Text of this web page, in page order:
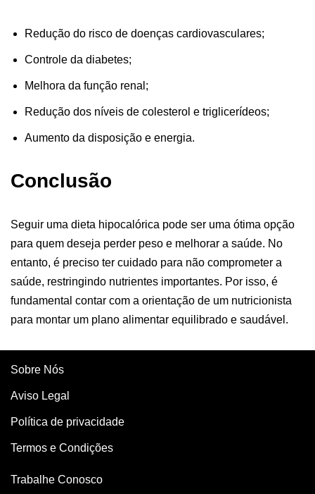
Redução do risco de doenças cardiovasculares;
Controle da diabetes;
Melhora da função renal;
Redução dos níveis de colesterol e triglicerídeos;
Aumento da disposição e energia.
Conclusão
Seguir uma dieta hipocalórica pode ser uma ótima opção
para quem deseja perder peso e melhorar a saúde. No
entanto, é preciso ter cuidado para não comprometer a
saúde, restringindo nutrientes importantes. Por isso, é
fundamental contar com a orientação de um nutricionista
para montar um plano alimentar equilibrado e saudável.
Sobre Nós
Aviso Legal
Política de privacidade
Termos e Condições
Trabalhe Conosco